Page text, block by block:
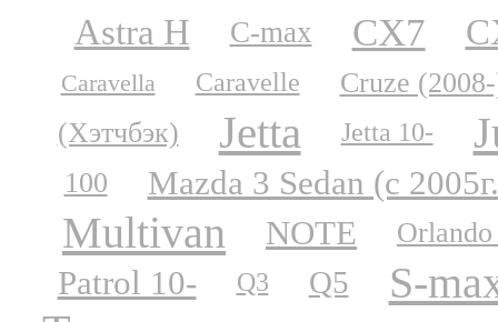
Astra H C-max CX7
Caravella Caravelle
Cruze
(Хэтчбэк)
Jetta Jetta 10-
100 Mazda 3 Sedan (с
Multivan NOTE
Patrol 10- Q3 Q5 S-